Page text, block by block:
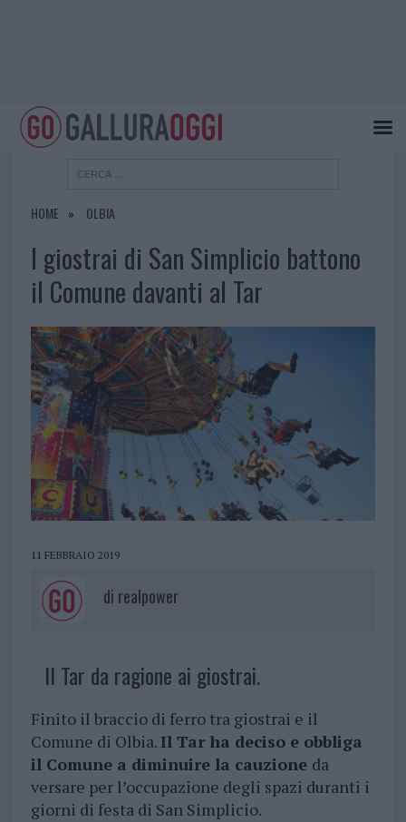
HOME OLBIA
I giostrai di San Simplicio battono
il Comune davanti al Tar
11 FEBBRAIO 2019
di realpower
Il Tar da ragione ai giostrai.
Finito il braccio di ferro tra giostrai e il
Comune di Olbia. Il Tar ha deciso e obbliga
il Comune a diminuire la cauzione da
versare per l’occupazione degli spazi duranti i
giorni di festa di San Simplicio.